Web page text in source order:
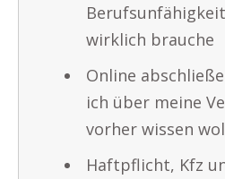
wirklich brauche
Online
ich über meine
vorher wissen
Haftpflicht, Kfz